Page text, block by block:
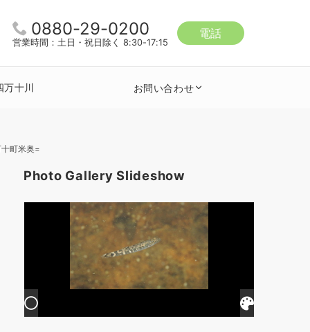
0880-29-0200
営業時間：土日・祝日除く 8:30-17:15
電話
万十川 お問い合わせ
町米奥=
Photo Gallery Slideshow